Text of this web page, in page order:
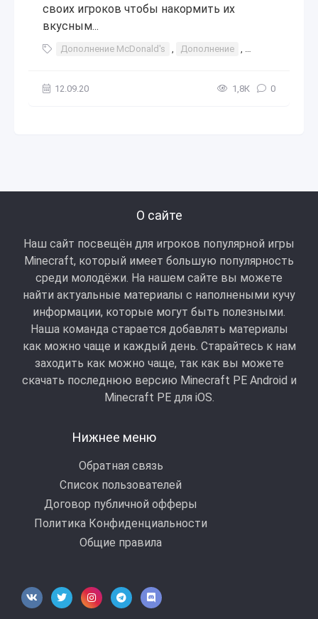
своих игроков чтобы накормить их
вкусным...
Дополнение McDonald's , Дополнение , макдак
12.09.20 1,8К 0
О сайте
Наш сайт посвещён для игроков популярной игры
Minecraft, который имеет большую популярность
среди молодёжи. На нашем сайте вы можете
найти актуальные материалы с наполнеными кучу
информации, которые могут быть полезными.
Наша команда старается добавлять материалы
как можно чаще и каждый день. Старайтесь к нам
заходить как можно чаще, так как вы можете
скачать последнюю версию Minecraft PE Android и
Minecraft РЕ для iOS.
Нижнее меню
Обратная связь
Список пользователей
Договор публичной офферы
Политика Конфиденциальности
Общие правила